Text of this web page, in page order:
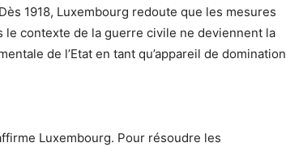
1918, Luxembourg redoute que les mesures
le contexte de la guerre civile ne deviennent la
de l’Etat en tant qu’appareil de domination
Luxembourg. Pour résoudre les